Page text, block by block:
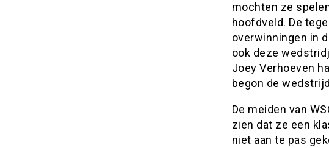
mochten ze
hoofdveld. De
overwinningen in
ook deze
Joey Verhoeven
begon de
De meiden van
zien dat ze een
niet aan te pas